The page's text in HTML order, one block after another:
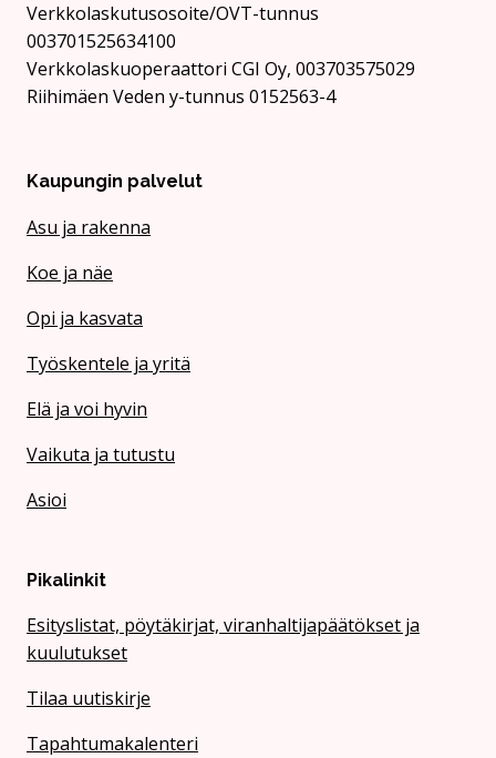
Verkkolaskutusosoite/OVT-tunnus
003701525634100
Verkkolaskuoperaattori CGI Oy, 003703575029
Riihimäen Veden y-tunnus 0152563-4
Kaupungin palvelut
Asu ja rakenna
Koe ja näe
Opi ja kasvata
Työskentele ja yritä
Elä ja voi hyvin
Vaikuta ja tutustu
Asioi
Pikalinkit
Esityslistat, pöytäkirjat, viranhaltijapäätökset ja
kuulutukset
Tilaa uutiskirje
Tapahtumakalenteri